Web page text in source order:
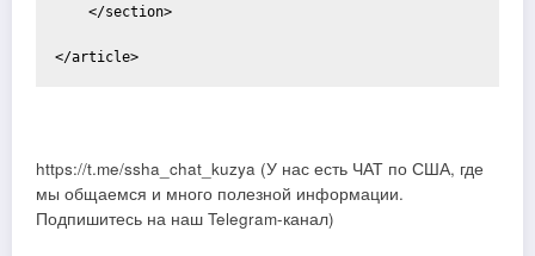
    </section>
</article>
https://t.me/ssha_chat_kuzya (У нас есть ЧАТ по США, где
мы общаемся и много полезной информации.
Подпишитесь на наш Telegram-канал)